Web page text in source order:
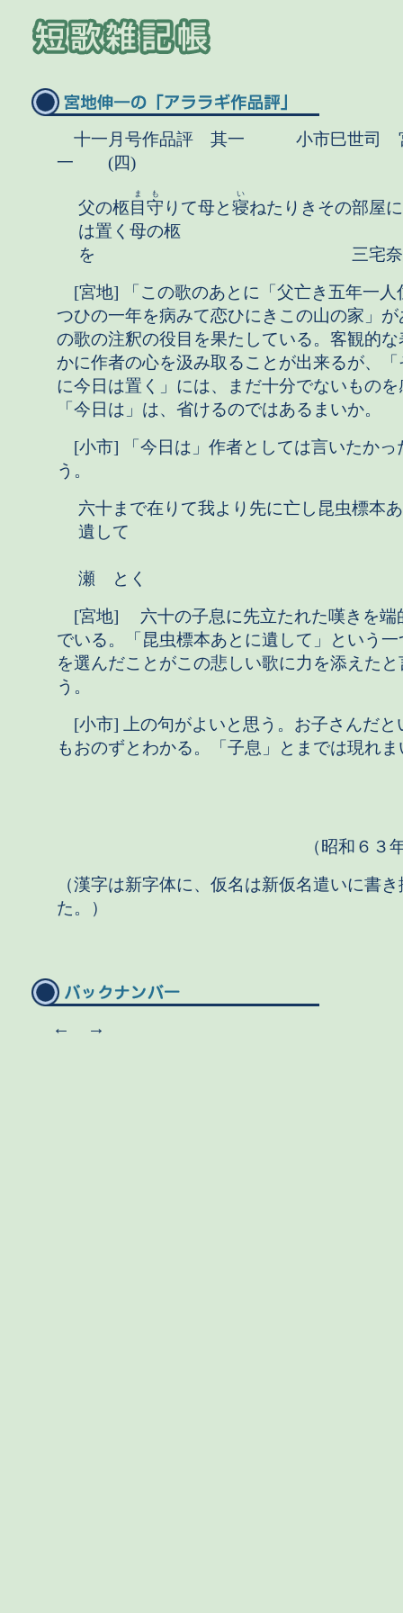
十一月号作品評 其一 小市巳世司
一 (四)
父の柩目
ま
守
も
りて母と寝
い
ねたりきその部屋
は置く母の柩
を 三宅奈緒
[宮地] 「この歌のあとに「父亡き五年一人
つひの一年を病みて恋ひにきこの山の家」
の歌の注釈の役目を果たしている。客観的
かに作者の心を汲み取ることが出来るが、
に今日は置く」には、まだ十分でないもの
「今日は」は、省けるのではあるまいか。
[小市] 「今日は」作者としては言いたかっ
う。
六十まで在りて我より先に亡し昆虫標本
遺して
瀬 とく
[宮地] 六十の子息に先立たれた嘆きを端
でいる。「昆虫標本あとに遺して」という
を選んだことがこの悲しい歌に力を添えたと
う。
[小市] 上の句がよいと思う。お子さんだと
もおのずとわかる。「子息」とまでは現れ
（昭和６３
（漢字は新字体に、仮名は新仮名遣いに書
た。）
← →